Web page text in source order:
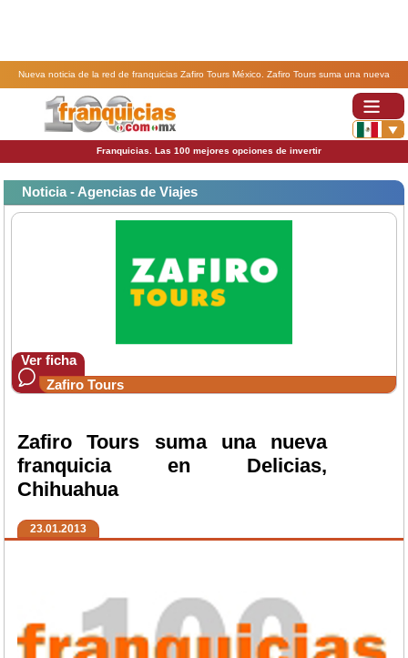
Nueva noticia de la red de franquicias Zafiro Tours México. Zafiro Tours suma una nueva
franquicia en Delicias, Chihuahua.
Franquicias. Las 100 mejores opciones de invertir
Noticia - Agencias de Viajes
Ver ficha
Zafiro Tours
Zafiro Tours suma una nueva
franquicia en Delicias,
Chihuahua
23.01.2013